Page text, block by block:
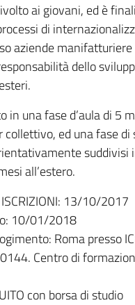
ai giovani, ed è
di
aziende manifatturiere
dello
in una fase d’aula di 5
collettivo, ed una fase di
suddivisi
all’estero.
13/10/2017
10/01/2018
Roma presso
Centro di
con borsa di studio